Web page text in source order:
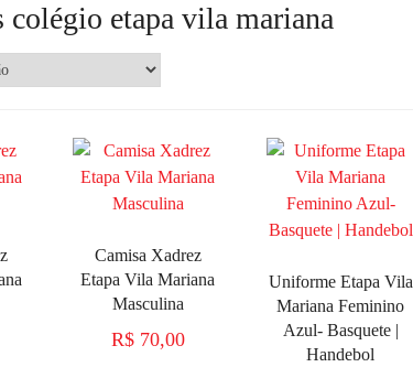
colégio etapa vila mariana
Camisa Xadrez
Etapa Vila Mariana
Masculina
R$70,00
Uniforme Etapa Vila
Mariana Feminino
Azul- Basquete |
Handebol